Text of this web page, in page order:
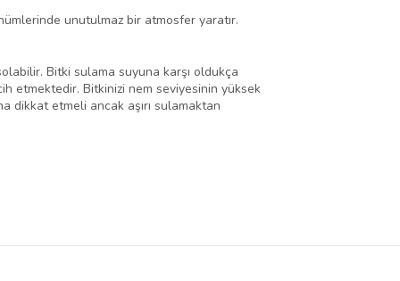
unutulmaz bir atmosfer yaratır.
Bitki sulama suyuna karşı oldukça
etmektedir. Bitkinizi nem seviyesinin yüksek
dikkat etmeli ancak aşırı sulamaktan